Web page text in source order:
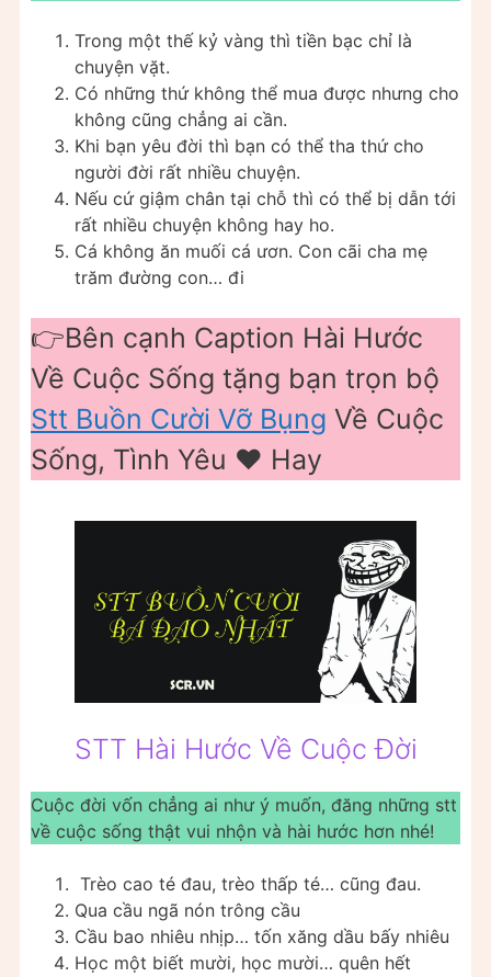
Trong một thế kỷ vàng thì tiền bạc chỉ là
chuyện vặt.
Có những thứ không thể mua được nhưng cho
không cũng chẳng ai cần.
Khi bạn yêu đời thì bạn có thể tha thứ cho
người đời rất nhiều chuyện.
Nếu cứ giậm chân tại chỗ thì có thể bị dẫn tới
rất nhiều chuyện không hay ho.
Cá không ăn muối cá ươn. Con cãi cha mẹ
trăm đường con… đi
👉Bên cạnh Caption Hài Hước
Về Cuộc Sống tặng bạn trọn bộ
Stt Buồn Cười Vỡ Bụng Về Cuộc
Sống, Tình Yêu ❤️ Hay
STT Hài Hước Về Cuộc Đời
Cuộc đời vốn chẳng ai như ý muốn, đăng những stt
về cuộc sống thật vui nhộn và hài hước hơn nhé!
Trèo cao té đau, trèo thấp té… cũng đau.
Qua cầu ngã nón trông cầu
Cầu bao nhiêu nhịp… tốn xăng dầu bấy nhiêu
Học một biết mười, học mười… quên hết